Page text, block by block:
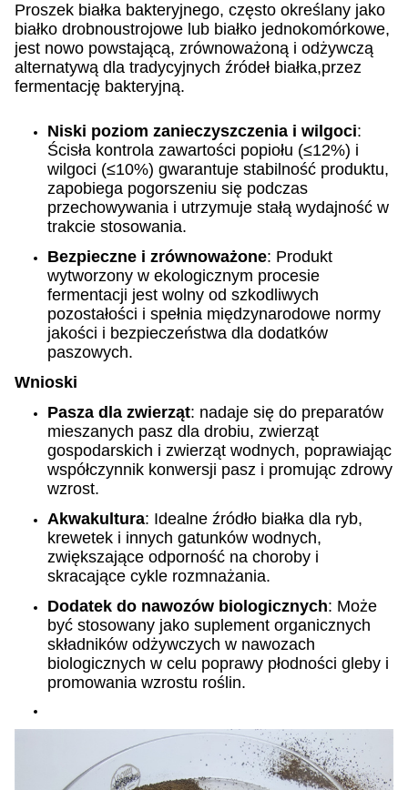
Proszek białka bakteryjnego, często określany jako
białko drobnoustrojowe lub białko jednokomórkowe,
jest nowo powstającą, zrównoważoną i odżywczą
alternatywą dla tradycyjnych źródeł białka,przez
fermentację bakteryjną.
Niski poziom zanieczyszczenia i wilgoci:
Ścisła kontrola zawartości popiołu (≤12%) i
wilgoci (≤10%) gwarantuje stabilność produktu,
zapobiega pogorszeniu się podczas
przechowywania i utrzymuje stałą wydajność w
trakcie stosowania.
Bezpieczne i zrównoważone: Produkt
wytworzony w ekologicznym procesie
fermentacji jest wolny od szkodliwych
pozostałości i spełnia międzynarodowe normy
jakości i bezpieczeństwa dla dodatków
paszowych.
Wnioski
Pasza dla zwierząt: nadaje się do preparatów
mieszanych pasz dla drobiu, zwierząt
gospodarskich i zwierząt wodnych, poprawiając
współczynnik konwersji pasz i promując zdrowy
wzrost.
Akwakultura: Idealne źródło białka dla ryb,
krewetek i innych gatunków wodnych,
zwiększające odporność na choroby i
skracające cykle rozmnażania.
Dodatek do nawozów biologicznych: Może
być stosowany jako suplement organicznych
składników odżywczych w nawozach
biologicznych w celu poprawy płodności gleby i
promowania wzrostu roślin.